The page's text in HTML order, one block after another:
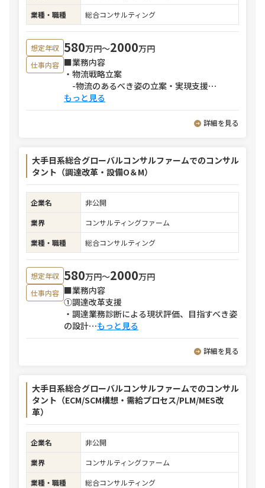
業種・職種
総合コンサルティング
想定年収 580万円〜2000万円
仕事内容 ■業務内容
・物流戦略立案
-物流のあるべき姿の立案・実現支援⋯
もっと見る
詳細を見る
大手日系総合グローバルコンサルファームでのコンサル
タント（調達改革・設備O＆M）
企業名
非公開
業界
コンサルティングファーム
業種・職種
総合コンサルティング
想定年収 580万円〜2000万円
仕事内容 ■業務内容
①調達改革支援
・調達業務診断による現状評価、目指すべき姿
の設計⋯もっと見る
詳細を見る
大手日系総合グローバルコンサルファームでのコンサル
タント（ECM/SCM構想・需給プロセス/PLM/MES改
革）
企業名
非公開
業界
コンサルティングファーム
業種・職種
総合コンサルティング